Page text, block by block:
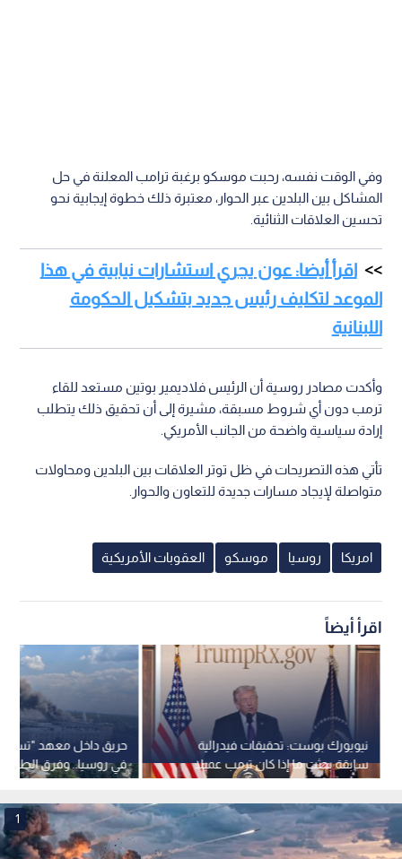
وفي الوقت نفسه، رحبت موسكو برغبة ترامب المعلنة في حل
المشاكل بين البلدين عبر الحوار، معتبرة ذلك خطوة إيجابية نحو
تحسين العلاقات الثنائية.
اقرأ أيضا: عون يجري استشارات نيابية في هذا
الموعد لتكليف رئيس جديد بتشكيل الحكومة
اللبنانية
وأكدت مصادر روسية أن الرئيس فلاديمير بوتين مستعد للقاء
ترمب دون أي شروط مسبقة، مشيرة إلى أن تحقيق ذلك يتطلب
إرادة سياسية واضحة من الجانب الأمريكي.
تأتي هذه التصريحات في ظل توتر العلاقات بين البلدين ومحاولات
متواصلة لإيجاد مسارات جديدة للتعاون والحوار.
امريكا روسيا موسكو العقوبات الأمريكية
اقرأ أيضاً
حريق داخل معهد
في روسيا.. وفرق
النيران
نيويورك بوست: تحقيقات فيدرالية
سابقة بحثت ما إذا كان ترمب عميلا
لروسيا
1